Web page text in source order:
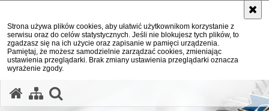
Strona używa plików cookies, aby ułatwić użytkownikom korzystanie z
serwisu oraz do celów statystycznych. Jeśli nie blokujesz tych plików, to
zgadzasz się na ich użycie oraz zapisanie w pamięci urządzenia.
Pamiętaj, że możesz samodzielnie zarządzać cookies, zmieniając
ustawienia przeglądarki. Brak zmiany ustawienia przeglądarki oznacza
wyrażenie zgody.